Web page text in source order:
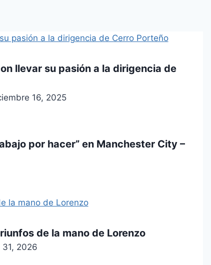
llevar su pasión a la dirigencia de
16, 2025
por hacer” en Manchester City –
de la mano de Lorenzo
31, 2026